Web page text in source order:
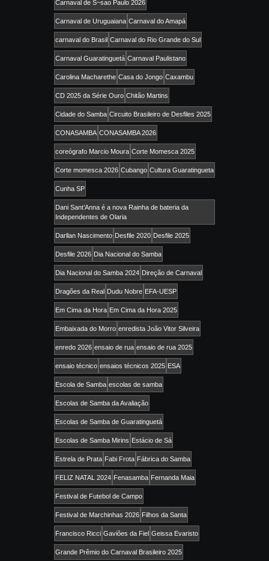
Carnaval de S~sao Paulo 2026
Carnaval de Uruguaiana Carnaval do Amapá
carnaval do Brasil Carnaval do Rio Grande do Sul
Carnaval Guaratinguetá Carnaval Paulistano
Carolina Macharethe Casa do Jongo Caxambu
CD 2025 da Série Ouro Chitão Martins
Cidade do Samba Circuito Brasileiro de Desfiles 2025
CONASAMBA CONASAMBA 2026
coreógrafo Marcio Moura Corte Momesca 2025
Corte momesca 2026 Cubango Cultura Guaratingueta
Cunha SP
Dani Sant’Anna é a nova Rainha de bateria da
Independentes de Olaria
Darllan Nascimento Desfile 2020 Desfile 2025
Desfile 2026 Dia Nacional do Samba
Dia Nacional do Samba 2024 Direção de Carnaval
Dragões da Real Dudu Nobre EFA-UESP
Em Cima da Hora Em Cima da Hora 2025
Embaixada do Morro enredista João Vitor Silveira
enredo 2026 ensaio de rua ensaio de rua 2025
ensaio técnico ensaios técnicos 2025 ESA
Escola de Samba escolas de samba
Escolas de Samba da Avaliação
Escolas de Samba de Guaratinguetá
Escolas de Samba Mirins Estácio de Sá
Estrela de Prata Fabi Frota Fábrica do Samba
FELIZ NATAL 2024 Fenasamba Fernanda Maia
Festival de Futebol de Campo
Festival de Marchinhas 2026 Filhos da Santa
Francisco Ricci Gaviões da Fiel Geissa Evaristo
Grande Prêmio do Carnaval Brasileiro 2025